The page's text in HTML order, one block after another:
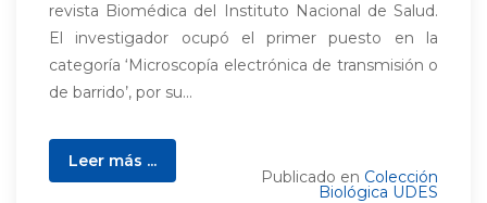
revista Biomédica del Instituto Nacional de Salud.
El investigador ocupó el primer puesto en la
categoría ‘Microscopía electrónica de transmisión o
de barrido’, por su...
Leer más ...
Publicado en Colección
Biológica UDES